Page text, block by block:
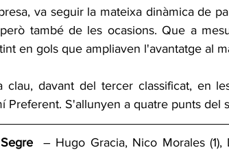
va seguir la mateixa dinàmica de
també de les ocasions. Que a
en gols que ampliaven l'avantatge al
clau, davant del tercer classificat, en
Preferent. S'allunyen a quatre punts del
– Hugo Gracia, Nico Morales